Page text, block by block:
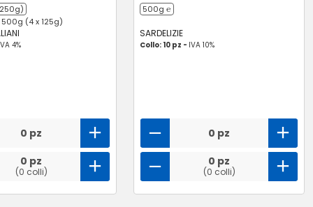
(4 x 125g)
4%
0 pz
0 pz
(0 colli)
500g ℮
SARDELIZIE
Collo: 10 pz - IVA 10%
0 pz
0 pz
(0 colli)